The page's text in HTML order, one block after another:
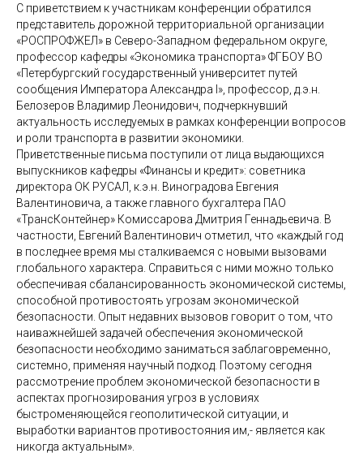
С приветствием к участникам конференции обратился
представитель дорожной территориальной организации
«РОСПРОФЖЕЛ» в Северо-Западном федеральном округе,
профессор кафедры «Экономика транспорта» ФГБОУ ВО
«Петербургский государственный университет путей
сообщения Императора Александра I», профессор, д.э.н.
Белозеров Владимир Леонидович, подчеркнувший
актуальность исследуемых в рамках конференции вопросов
и роли транспорта в развитии экономики.
Приветственные письма поступили от лица выдающихся
выпускников кафедры «Финансы и кредит»: советника
директора ОК РУСАЛ, к.э.н. Виноградова Евгения
Валентиновича, а также главного бухгалтера ПАО
«ТрансКонтейнер» Комиссарова Дмитрия Геннадьевича. В
частности, Евгений Валентинович отметил, что «каждый год
в последнее время мы сталкиваемся с новыми вызовами
глобального характера. Справиться с ними можно только
обеспечивая сбалансированность экономической системы,
способной противостоять угрозам экономической
безопасности. Опыт недавних вызовов говорит о том, что
наиважнейшей задачей обеспечения экономической
безопасности необходимо заниматься заблаговременно,
системно, применяя научный подход. Поэтому сегодня
рассмотрение проблем экономической безопасности в
аспектах прогнозирования угроз в условиях
быстроменяющейся геополитической ситуации, и
выработки вариантов противостояния им,- является как
никогда актуальным».